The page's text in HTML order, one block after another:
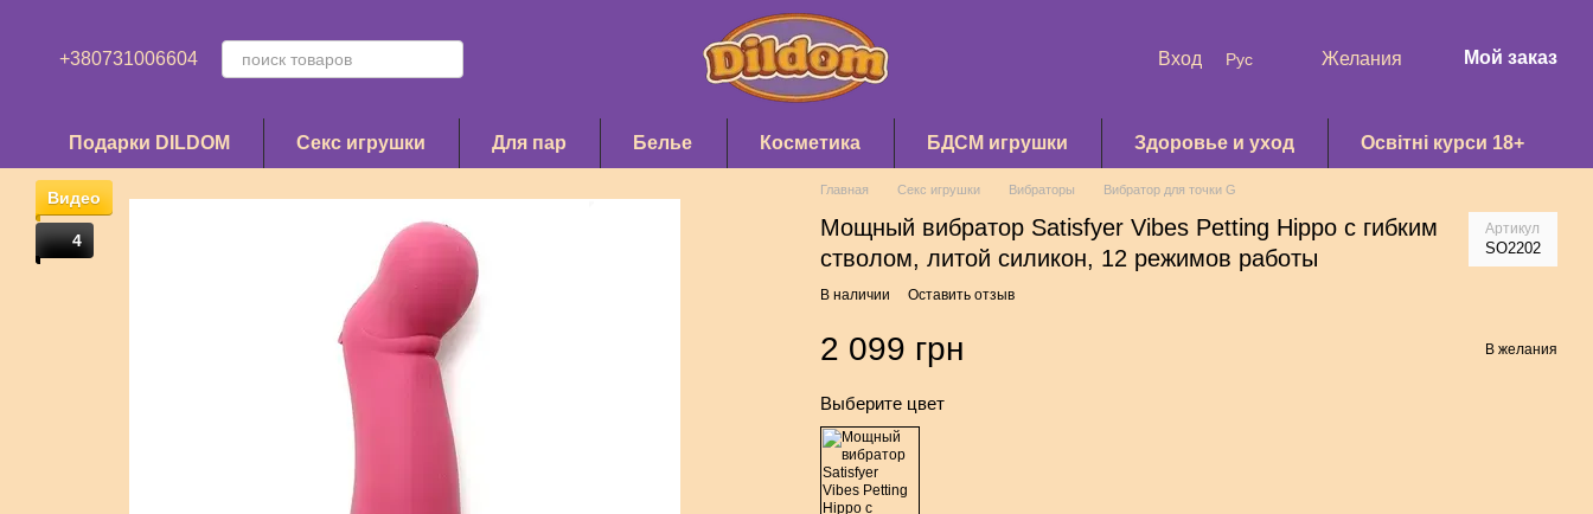
+380731006604 Вход Рус Желания Мой заказ
Подарки DILDOM Секс игрушки Для пар Белье Косметика БДСМ игрушки Здоровье и уход Освітні курси 18+
Видео
4
Главная Секс игрушки Вибраторы Вибратор для точки G
Мощный вибратор Satisfyer Vibes Petting Hippo с гибким
стволом, литой силикон, 12 режимов работы
Артикул
SO2202
В наличии Оставить отзыв
2 099 грн В желания
Выберите цвет